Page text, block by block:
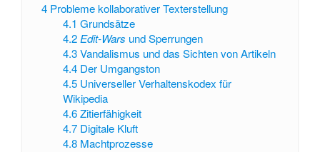
4 Probleme kollaborativer Texterstellung
4.1 Grundsätze
4.2 Edit-Wars und Sperrungen
4.3 Vandalismus und das Sichten von Artikeln
4.4 Der Umgangston
4.5 Universeller Verhaltenskodex für
Wikipedia
4.6 Zitierfähigkeit
4.7 Digitale Kluft
4.8 Machtprozesse